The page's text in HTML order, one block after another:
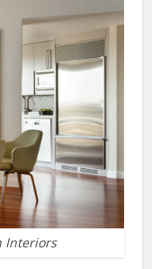
Interiors